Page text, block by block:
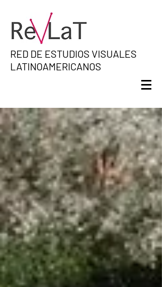
RED DE ESTUDIOS VISUALES
LATINOAMERICANOS